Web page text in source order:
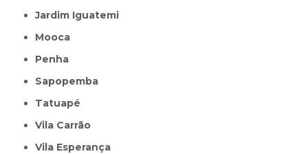
Jardim Iguatemi
Mooca
Penha
Sapopemba
Tatuapé
Vila Carrão
Vila Esperança